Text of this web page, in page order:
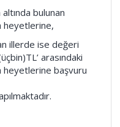
bulunan
heyetlerine,
illerde ise değeri
arasındaki
heyetlerine başvuru